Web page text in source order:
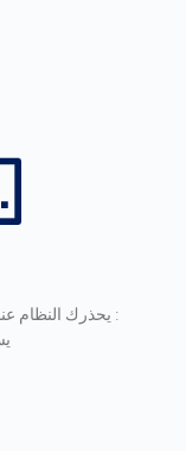
: يحذرك النظام